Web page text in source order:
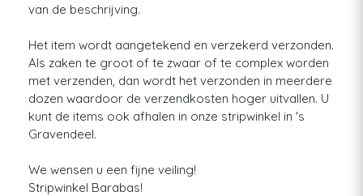
van de beschrijving.
Het item wordt aangetekend en verzekerd verzonden.
Als zaken te groot of te zwaar of te complex worden
met verzenden, dan wordt het verzonden in meerdere
dozen waardoor de verzendkosten hoger uitvallen. U
kunt de items ook afhalen in onze stripwinkel in 's
Gravendeel.
We wensen u een fijne veiling!
Stripwinkel Barabas!